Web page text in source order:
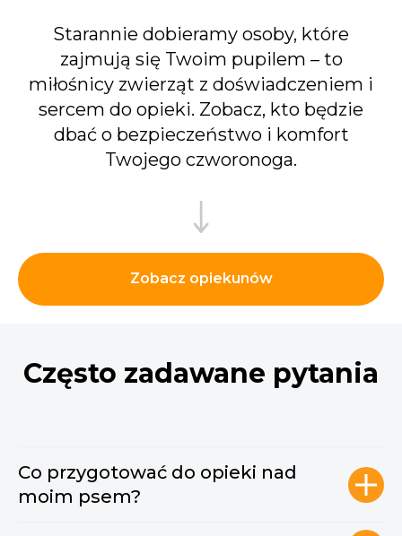
Starannie dobieramy osoby, które
zajmują się Twoim pupilem – to
miłośnicy zwierząt z doświadczeniem i
sercem do opieki. Zobacz, kto będzie
dbać o bezpieczeństwo i komfort
Twojego czworonoga.
Zobacz opiekunów
Często zadawane pytania
Co przygotować do opieki nad
moim psem?